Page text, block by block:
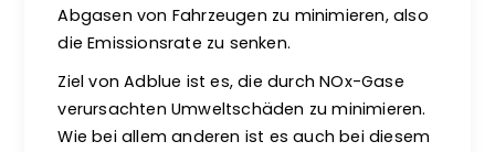
Abgasen von Fahrzeugen zu minimieren, also
die Emissionsrate zu senken.
Ziel von Adblue ist es, die durch NOx-Gase
verursachten Umweltschäden zu minimieren.
Wie bei allem anderen ist es auch bei diesem